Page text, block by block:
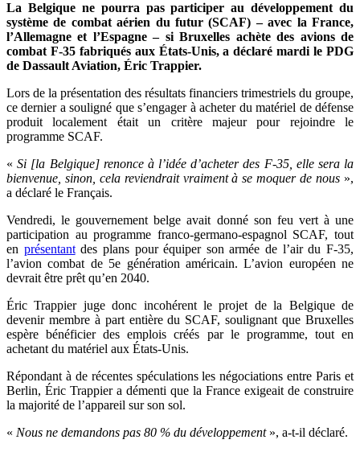
La Belgique ne pourra pas participer au développement du
système de combat aérien du futur (SCAF) – avec la France,
l’Allemagne et l’Espagne – si Bruxelles achète des avions de
combat F-35 fabriqués aux États-Unis, a déclaré mardi le PDG
de Dassault Aviation, Éric Trappier.
Lors de la présentation des résultats financiers trimestriels du groupe,
ce dernier a souligné que s’engager à acheter du matériel de défense
produit localement était un critère majeur pour rejoindre le
programme SCAF.
«Si [la Belgique] renonce à l’idée d’acheter des F-35, elle sera la
bienvenue, sinon, cela reviendrait vraiment à se moquer de nous »,
a déclaré le Français.
Vendredi, le gouvernement belge avait donné son feu vert à une
participation au programme franco-germano-espagnol SCAF, tout
en présentantdes plans pour équiper son armée de l’air du F-35,
l’avion combat de 5e génération américain. L’avion européen ne
devrait être prêt qu’en 2040.
Éric Trappier juge donc incohérent le projet de la Belgique de
devenir membre à part entière du SCAF, soulignant que Bruxelles
espère bénéficier des emplois créés par le programme, tout en
achetant du matériel aux États-Unis.
Répondant à de récentes spéculations les négociations entre Paris et
Berlin, Éric Trappier a démenti que la France exigeait de construire
la majorité de l’appareil sur son sol.
« Nous ne demandons pas 80 % du développement», a-t-il déclaré.